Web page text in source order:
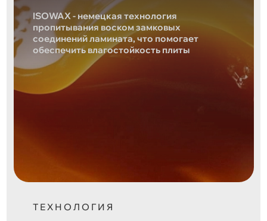
ISOWAX - немецкая технология
пропитывания воском замковых
соединений ламината, что помогает
обеспечить влагостойкость плиты
ТЕХНОЛОГИЯ